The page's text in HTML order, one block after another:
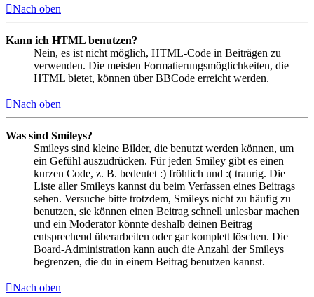
Nach oben
Kann ich HTML benutzen?
Nein, es ist nicht möglich, HTML-Code in Beiträgen zu
verwenden. Die meisten Formatierungsmöglichkeiten, die
HTML bietet, können über BBCode erreicht werden.
Nach oben
Was sind Smileys?
Smileys sind kleine Bilder, die benutzt werden können, um
ein Gefühl auszudrücken. Für jeden Smiley gibt es einen
kurzen Code, z. B. bedeutet :) fröhlich und :( traurig. Die
Liste aller Smileys kannst du beim Verfassen eines Beitrags
sehen. Versuche bitte trotzdem, Smileys nicht zu häufig zu
benutzen, sie können einen Beitrag schnell unlesbar machen
und ein Moderator könnte deshalb deinen Beitrag
entsprechend überarbeiten oder gar komplett löschen. Die
Board-Administration kann auch die Anzahl der Smileys
begrenzen, die du in einem Beitrag benutzen kannst.
Nach oben